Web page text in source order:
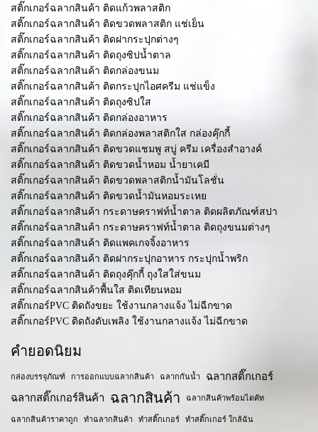
สติ๊กเกอร์ฉลากสินค้า ติดแก้วพลาสติก
สติ๊กเกอร์ฉลากสินค้า ติดขวดพลาสติก แช่เย็น
สติ๊กเกอร์ฉลากสินค้า ติดฝากระปุกต่างๆ
สติ๊กเกอร์ฉลากสินค้า ติดถุงซิปน้ำตาล
สติ๊กเกอร์ฉลากสินค้า ติดกล่องขนม
สติ๊กเกอร์ฉลากสินค้า ติดกระปุกไอศครีม แช่แข็ง
สติ๊กเกอร์ฉลากสินค้า ติดถุงซิปใส
สติ๊กเกอร์ฉลากสินค้า ติดกล่องอาหาร
สติ๊กเกอร์ฉลากสินค้า ติดกล่องพลาสติกใส กล่องคุ๊กกี้
สติ๊กเกอร์ฉลากสินค้า ติดขวดแชมพู สบู่ ครีม เครื่องสำอางค์
สติ๊กเกอร์ฉลากสินค้า ติดขวดน้ำหอม น้ำยาเคมี
สติ๊กเกอร์ฉลากสินค้า ติดขวดพลาสติกน้ำมันโลชั่น
สติ๊กเกอร์ฉลากสินค้า ติดขวดน้ำมันหอมระเหย
สติ๊กเกอร์ฉลากสินค้า กระดาษคราฟท์น้ำตาล ติดผลิตภัณฑ์สปา
สติ๊กเกอร์ฉลากสินค้า กระดาษคราฟท์น้ำตาล ติดถุงขนมต่างๆ
สติ๊กเกอร์ฉลากสินค้า ติดแพคเกจจิ้งอาหาร
สติ๊กเกอร์ฉลากสินค้า ติดฝากระปุกอาหาร กระปุกน้ำพริก
สติ๊กเกอร์ฉลากสินค้า ติดถุงคุ๊กกี้ ถุงใสใส่ขนม
สติ๊กเกอร์ฉลากสินค้าพื้นใส ติดเทียนหอม
สติ๊กเกอร์PVC ติดถังขยะ ใช้งานกลางแจ้ง ไม่ฉีกขาด
สติ๊กเกอร์PVC ติดถังดับเพลิง ใช้งานกลางแจ้ง ไม่ฉีกขาด
คำยอดนิยม
กล่องบรรจุภัณฑ์ การออกแบบฉลากสินค้า ฉลากกันน้ำ
ฉลากสติ๊กเกอร์
ฉลากสติ๊กเกอร์สินค้า
ฉลากสินค้า ฉลากสินค้าพร้อมไดคัท
ฉลากสินค้าราคาถูก ทำฉลากสินค้า ทำสติ๊กเกอร์ ทำสติ๊กเกอร์ ใกล้ฉัน